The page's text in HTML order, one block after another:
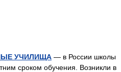
УЧИЛИЩА — в России школы
сроком обучения. Возникли в